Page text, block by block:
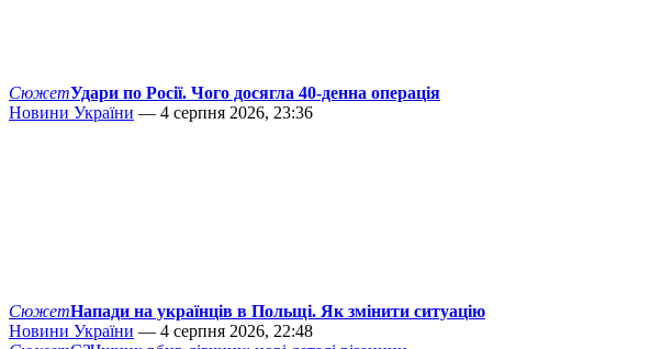
СюжетУдари по Росії. Чого досягла 40-денна операція
Новини України — 4 серпня 2026, 23:36
СюжетНапади на українців в Польщі. Як змінити ситуацію
Новини України — 4 серпня 2026, 22:48